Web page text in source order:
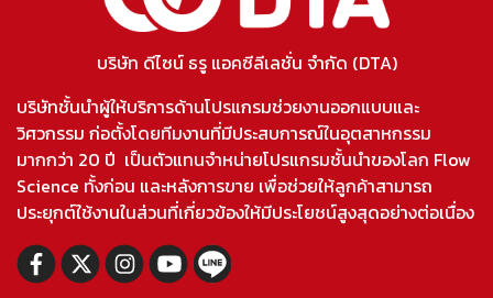
บริษัท ดีไซน์ ธรู แอคซีลีเลชั่น จำกัด (DTA)
บริษัทชั้นนำผู้ให้บริการด้านโปรแกรมช่วยงานออกแบบและ
วิศวกรรม ก่อตั้งโดยทีมงานที่มีประสบการณ์ในอุตสาหกรรม
มากกว่า 20 ปี เป็นตัวแทนจำหน่ายโปรแกรมชั้นนำของโลก Flow
Science ทั้งก่อน และหลังการขาย เพื่อช่วยให้ลูกค้าสามารถ
ประยุกต์ใช้งานในส่วนที่เกี่ยวข้องให้มีประโยชน์สูงสุดอย่างต่อเนื่อง